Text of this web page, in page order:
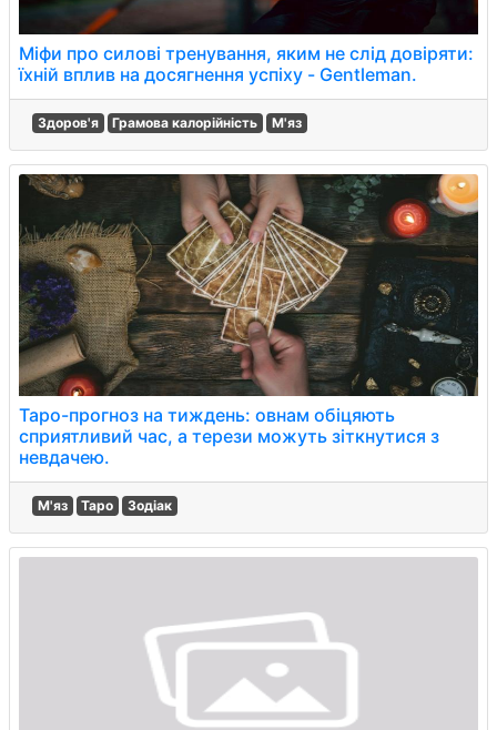
Міфи про силові тренування, яким не слід довіряти:
їхній вплив на досягнення успіху - Gentleman.
Здоров'я Грамова калорійність М'яз
Таро-прогноз на тиждень: овнам обіцяють
сприятливий час, а терези можуть зіткнутися з
невдачею.
М'яз Таро Зодіак